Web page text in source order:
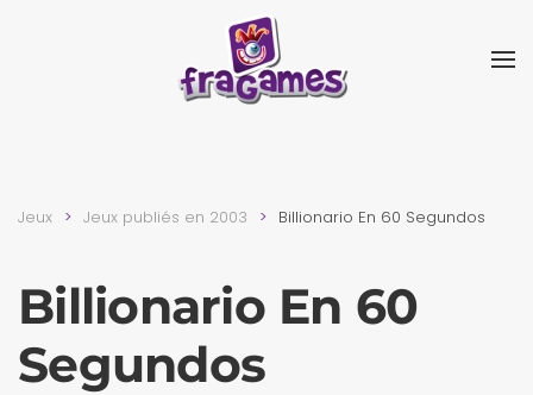
Skip to main content
Jeux Jeux publiés en 2003 Billionario En 60 Segundos
Billionario En 60
Segundos